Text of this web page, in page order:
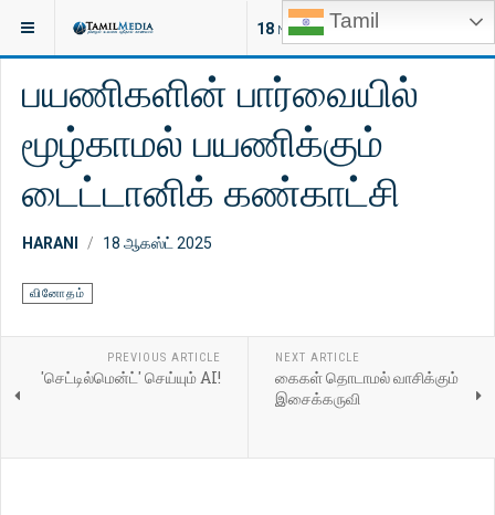
Tamil
18 NEW ARTICLES
இருக்குமிடம்: வாழ்வியல்
பயணிகளின் பார்வையில்
மூழ்காமல் பயணிக்கும்
டைட்டானிக் கண்காட்சி
HARANI 18 ஆகஸ்ட் 2025
வினோதம்
PREVIOUS ARTICLE
'செட்டில்மென்ட்' செய்யும் AI!
NEXT ARTICLE
கைகள் தொடாமல் வாசிக்கும்
இசைக்கருவி